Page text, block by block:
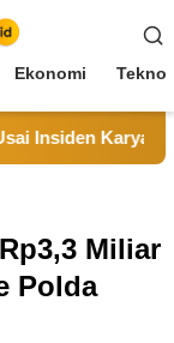
Ekonomi
Karyawan di
Miliar
Polda